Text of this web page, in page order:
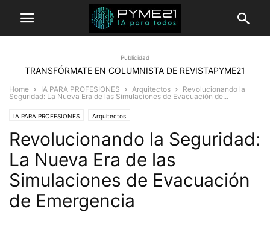
Publicidad
TRANSFÓRMATE EN COLUMNISTA DE REVISTAPYME21
Home IA PARA PROFESIONES Arquitectos
Revolucionando la
Seguridad: La Nueva Era de las Simulaciones de Evacuación de...
IA PARA PROFESIONES Arquitectos
Revolucionando la Seguridad:
La Nueva Era de las
Simulaciones de Evacuación
de Emergencia